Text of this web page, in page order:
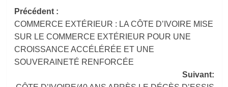
Navigation
d’article
Précédent :
COMMERCE EXTÉRIEUR : LA CÔTE D’IVOIRE MISE
SUR LE COMMERCE EXTÉRIEUR POUR UNE
CROISSANCE ACCÉLÉRÉE ET UNE
SOUVERAINETÉ RENFORCÉE
Suivant: